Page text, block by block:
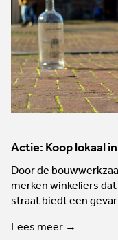
Actie: Koop lokaal
Door de
merken winkeliers
straat biedt een
Lees meer →